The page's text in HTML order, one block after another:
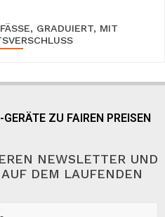
GRADUIERT, MIT S
ZU FAIREN PREISEN
NEWSLETTER UND
DEM LAUFENDEN